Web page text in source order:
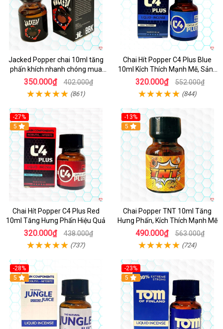
Jacked Popper chai 10ml tăng
phấn khích nhanh chóng mua
ngay
350.000₫ 402.000₫
(861)
Chai Hít Popper C4 Plus Blue
10ml Kích Thích Mạnh Mẽ, Sảng
Khoái
320.000₫ 552.000₫
(844)
-27%
5
Chai Hít Popper C4 Plus Red
10ml Tăng Hưng Phấn Hiệu Quả
320.000₫ 438.000₫
(737)
-13%
5
Chai Popper TNT 10ml Tăng
Hưng Phấn, Kích Thích Mạnh Mẽ
490.000₫ 563.000₫
(724)
-28%
5
-23%
5